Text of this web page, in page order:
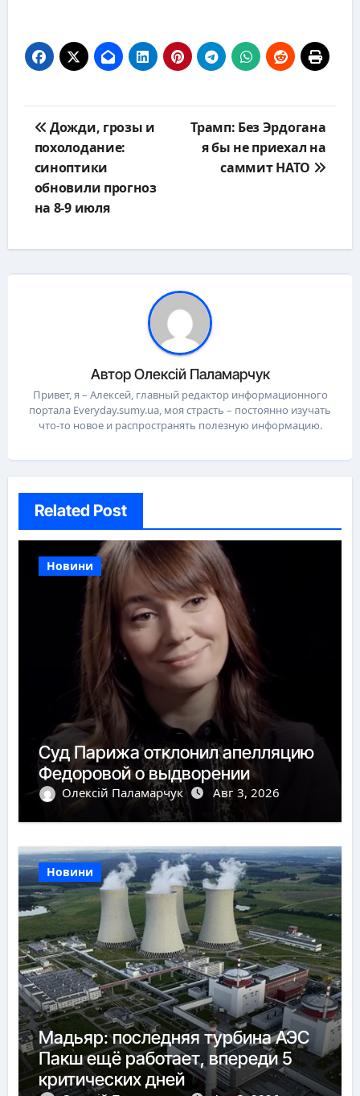
по
записям
Дожди, грозы и
похолодание:
синоптики
обновили прогноз
на 8-9 июля
Трамп: Без Эрдогана
я бы не приехал на
саммит НАТО
АвторОлексій Паламарчук
Привет, я – Алексей, главный редактор информационного
портала Everyday.sumy.ua, моя страсть – постоянно изучать
что-то новое и распространять полезную информацию.
Related Post
Новини
Суд Парижа отклонил апелляцию
Федоровой о выдворении
Олексій Паламарчук Авг 3, 2026
Новини
Мадьяр: последняя турбина АЭС
Пакш ещё работает, впереди 5
критических дней